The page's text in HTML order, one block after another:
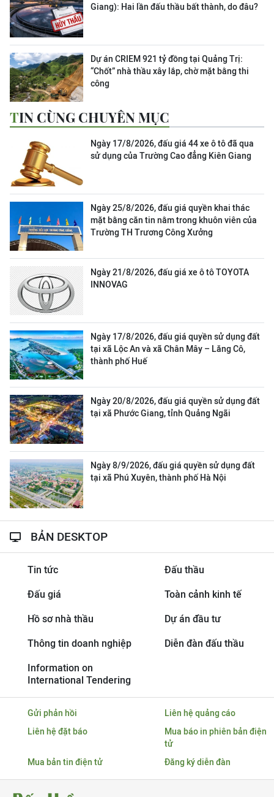
Giang): Hai lần đấu thầu bất thành, do đâu?
Dự án CRIEM 921 tỷ đồng tại Quảng Trị:
“Chốt” nhà thầu xây lắp, chờ mặt bằng thi
công
TIN CÙNG CHUYÊN MỤC
Ngày 17/8/2026, đấu giá 44 xe ô tô đã qua
sử dụng của Trường Cao đẳng Kiên Giang
Ngày 25/8/2026, đấu giá quyền khai thác
mặt bằng căn tin nằm trong khuôn viên của
Trường TH Trương Công Xưởng
Ngày 21/8/2026, đấu giá xe ô tô TOYOTA
INNOVAG
Ngày 17/8/2026, đấu giá quyền sử dụng đất
tại xã Lộc An và xã Chân Mây – Lăng Cô,
thành phố Huế
Ngày 20/8/2026, đấu giá quyền sử dụng đất
tại xã Phước Giang, tỉnh Quảng Ngãi
Ngày 8/9/2026, đấu giá quyền sử dụng đất
tại xã Phú Xuyên, thành phố Hà Nội
BẢN DESKTOP
Tin tức Đấu thầu
Đấu giá Toàn cảnh kinh tế
Hồ sơ nhà thầu Dự án đầu tư
Thông tin doanh nghiệp Diễn đàn đấu thầu
Information on
International Tendering
Gửi phản hồi
Liên hệ quảng cáo
Liên hệ đặt báo
Mua báo in phiên bản điện
tử
Mua bản tin điện tử
Đăng ký diễn đàn